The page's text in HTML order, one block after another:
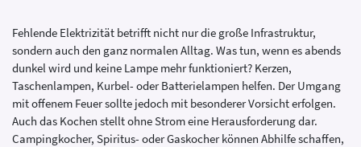
Fehlende Elektrizität betrifft nicht nur die große Infrastruktur,
sondern auch den ganz normalen Alltag. Was tun, wenn es abends
dunkel wird und keine Lampe mehr funktioniert? Kerzen,
Taschenlampen, Kurbel- oder Batterielampen helfen. Der Umgang
mit offenem Feuer sollte jedoch mit besonderer Vorsicht erfolgen.
Auch das Kochen stellt ohne Strom eine Herausforderung dar.
Campingkocher, Spiritus- oder Gaskocher können Abhilfe schaffen,